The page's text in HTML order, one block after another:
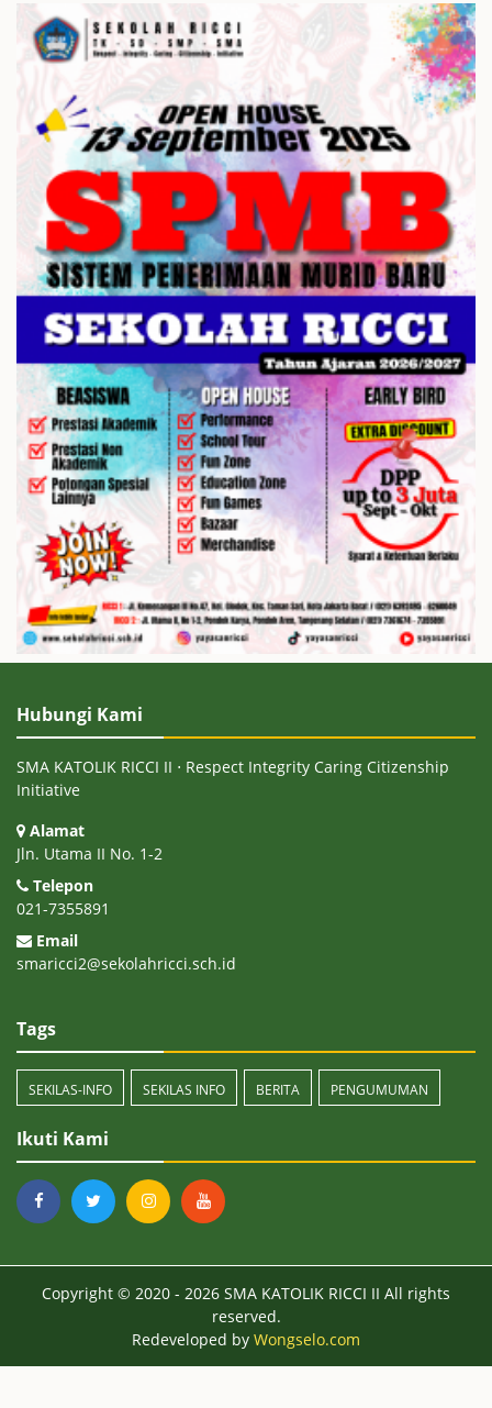
Hubungi Kami
SMA KATOLIK RICCI II ⋅ Respect Integrity Caring Citizenship
Initiative
Alamat
Jln. Utama II No. 1-2
Telepon
021-7355891
Email
smaricci2@sekolahricci.sch.id
Tags
SEKILAS-INFO SEKILAS INFO BERITA PENGUMUMAN
Ikuti Kami
Copyright © 2020 - 2026 SMA KATOLIK RICCI II All rights
reserved.
Redeveloped by Wongselo.com